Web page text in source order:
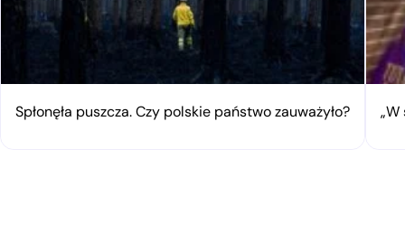
Spłonęła puszcza. Czy polskie państwo zauważyło?